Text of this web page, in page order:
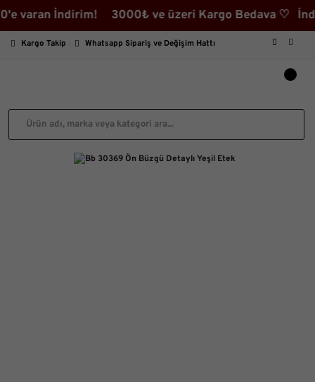
İndirim! 3000₺ ve üzeri Kargo Bedava ♡
Kargo Takip Whatsapp Sipariş ve Değişim Hattı